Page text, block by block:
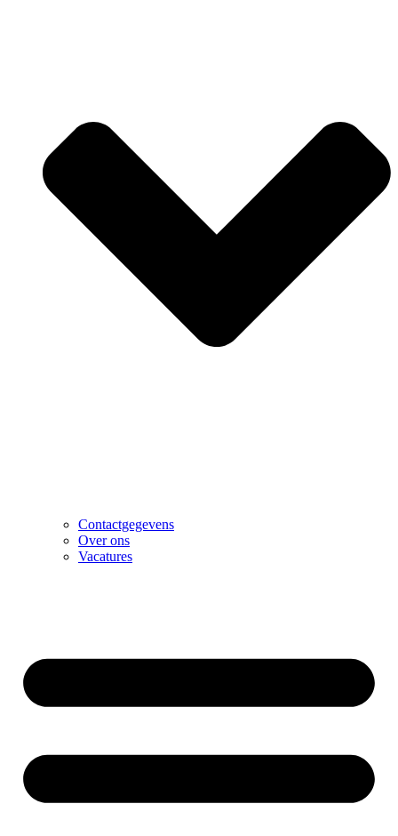
Contactgegevens
Over ons
Vacatures